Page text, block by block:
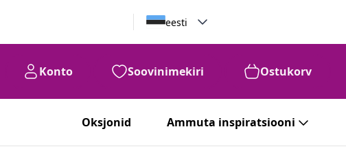
eesti
Konto Soovinimekiri Ostukorv
Oksjonid Ammuta inspiratsiooni